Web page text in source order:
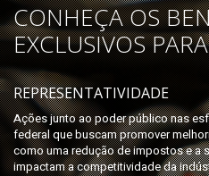
CONHEÇA OS
EXCLUSIVOS
REPRESENTATIVIDADE
Ações junto ao poder público nas
federal que buscam promover
como uma redução de impostos e a
impactam a competitividade da